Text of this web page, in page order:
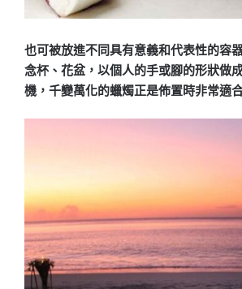
也可被放進不同具有意義和代表性的容
念杯、花盆，以個人的手或腳的形狀做
機，千變萬化的蠟燭正是佈置時非常適